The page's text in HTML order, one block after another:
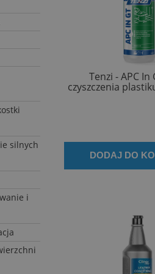
silnych
i
Tenzi - APC In
czyszczenia
DODAJ DO